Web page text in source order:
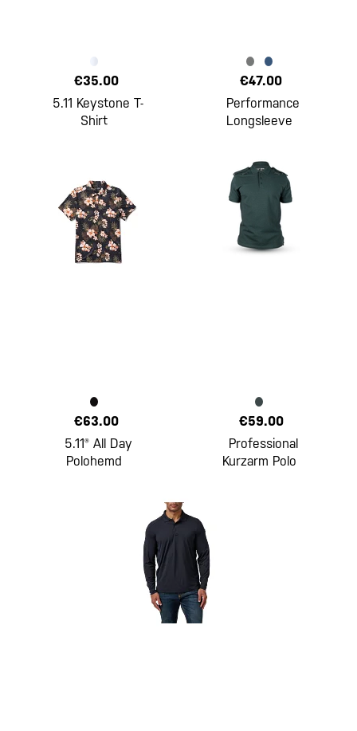
€35.00
5.11 Keystone T-
Shirt
€47.00
Performance
Longsleeve
€63.00
5.11® All Day
Polohemd
€59.00
Professional
Kurzarm Polo